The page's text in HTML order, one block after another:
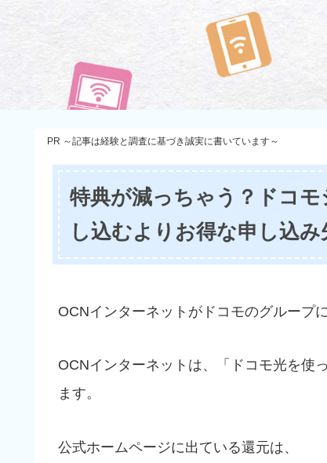
PR ～記事は経験と調査に基づき誠実に書いています～
特典が減っちゃう？ドコ
し込むよりお得な申し込み
OCNインターネットがドコモのグループ
OCNインターネットは、「ドコモ光を使
ます。
公式ホームページに出ている還元は、